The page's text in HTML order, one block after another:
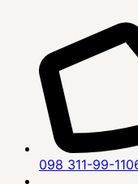
098 311-99-11